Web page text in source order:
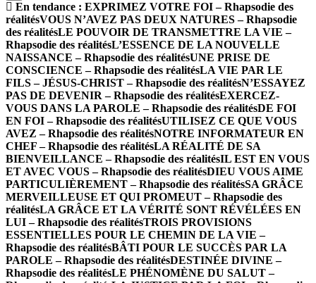
En tendance : EXPRIMEZ VOTRE FOI – Rhapsodie des
réalitésVOUS N’AVEZ PAS DEUX NATURES – Rhapsodie
des réalitésLE POUVOIR DE TRANSMETTRE LA VIE –
Rhapsodie des réalitésL’ESSENCE DE LA NOUVELLE
NAISSANCE – Rhapsodie des réalitésUNE PRISE DE
CONSCIENCE – Rhapsodie des réalitésLA VIE PAR LE
FILS – JÉSUS-CHRIST – Rhapsodie des réalitésN’ESSAYEZ
PAS DE DEVENIR – Rhapsodie des réalitésEXERCEZ-
VOUS DANS LA PAROLE – Rhapsodie des réalitésDE FOI
EN FOI – Rhapsodie des réalitésUTILISEZ CE QUE VOUS
AVEZ – Rhapsodie des réalitésNOTRE INFORMATEUR EN
CHEF – Rhapsodie des réalitésLA RÉALITÉ DE SA
BIENVEILLANCE – Rhapsodie des réalitésIL EST EN VOUS
ET AVEC VOUS – Rhapsodie des réalitésDIEU VOUS AIME
PARTICULIÈREMENT – Rhapsodie des réalitésSA GRÂCE
MERVEILLEUSE ET QUI PROMEUT – Rhapsodie des
réalitésLA GRÂCE ET LA VÉRITÉ SONT RÉVÉLÉES EN
LUI – Rhapsodie des réalitésTROIS PROVISIONS
ESSENTIELLES POUR LE CHEMIN DE LA VIE –
Rhapsodie des réalitésBÂTI POUR LE SUCCÈS PAR LA
PAROLE – Rhapsodie des réalitésDESTINÉE DIVINE –
Rhapsodie des réalitésLE PHÉNOMÈNE DU SALUT –